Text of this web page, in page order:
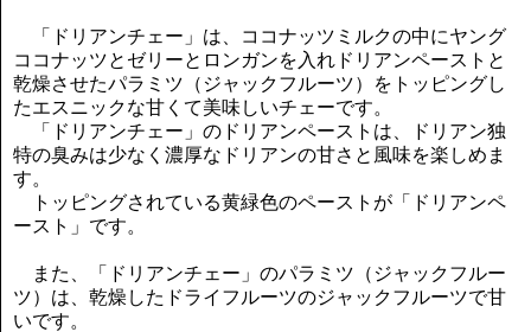
「ドリアンチェー」は、ココナッツミルクの中にヤング
ココナッツとゼリーとロンガンを入れドリアンペーストと
乾燥させたパラミツ（ジャックフルーツ）をトッピングし
たエスニックな甘くて美味しいチェーです。
「ドリアンチェー」のドリアンペーストは、ドリアン独
特の臭みは少なく濃厚なドリアンの甘さと風味を楽しめま
す。
トッピングされている黄緑色のペーストが「ドリアンペ
ースト」です。
また、「ドリアンチェー」のパラミツ（ジャックフルー
ツ）は、乾燥したドライフルーツのジャックフルーツで甘
いです。